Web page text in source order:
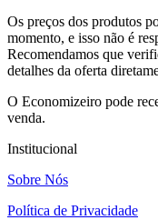
Os preços dos produtos
momento, e isso não é
Recomendamos que
detalhes da oferta
O Economizeiro pode
venda.
Institucional
Sobre Nós
Política de Privacidade